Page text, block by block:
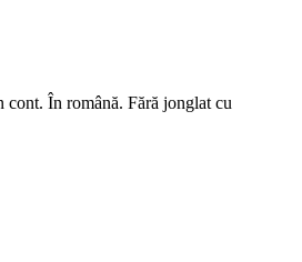
cont. În română. Fără jonglat cu